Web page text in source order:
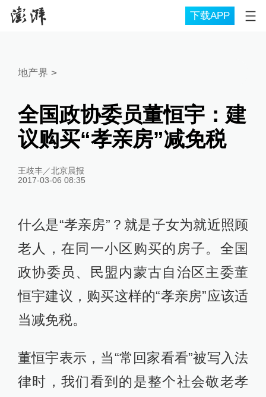
下载APP
地产界 >
全国政协委员董恒宇：建
议购买“孝亲房”减免税
王歧丰／北京晨报
2017-03-06 08:35
什么是“孝亲房”？就是子女为就近照顾
老人，在同一小区购买的房子。全国
政协委员、民盟内蒙古自治区主委董
恒宇建议，购买这样的“孝亲房”应该适
当减免税。
董恒宇表示，当“常回家看看”被写入法
律时，我们看到的是整个社会敬老孝